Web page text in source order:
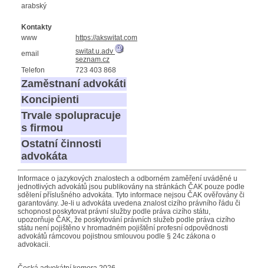
arabský
Kontakty
www
https://akswitat.com
email
switat.u.adv
seznam.cz
Telefon
723 403 868
Zaměstnaní advokáti
Koncipienti
Trvale spolupracuje
s firmou
Ostatní činnosti
advokáta
Informace o jazykových znalostech a odborném zaměření uváděné u
jednotlivých advokátů jsou publikovány na stránkách ČAK pouze podle
sdělení příslušného advokáta. Tyto informace nejsou ČAK ověřovány či
garantovány. Je-li u advokáta uvedena znalost cizího právního řádu či
schopnost poskytovat právní služby podle práva cizího státu,
upozorňuje ČAK, že poskytování právních služeb podle práva cizího
státu není pojištěno v hromadném pojištění profesní odpovědnosti
advokátů rámcovou pojistnou smlouvou podle § 24c zákona o
advokacii.